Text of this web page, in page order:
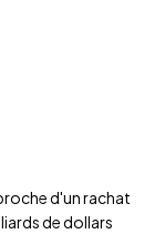
d'un rachat
de dollars